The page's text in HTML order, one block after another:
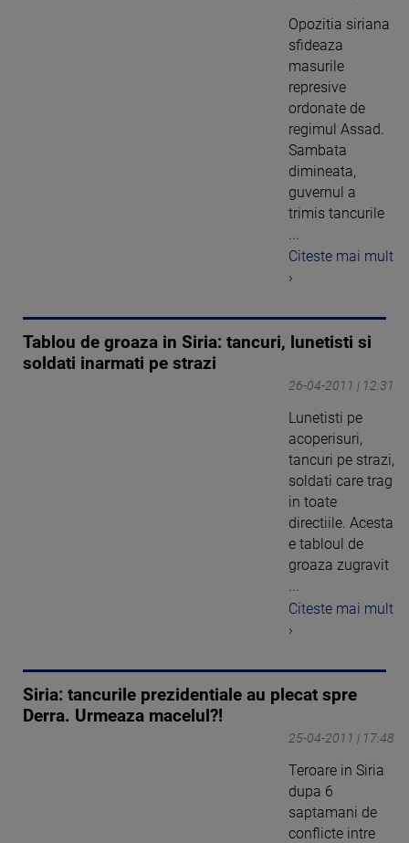
Opozitia siriana
sfideaza
masurile
represive
ordonate de
regimul Assad.
Sambata
dimineata,
guvernul a
trimis tancurile
Citeste mai mult
›
Tablou de groaza in Siria: tancuri, lunetisti si
soldati inarmati pe strazi
26-04-2011 | 12:31
Lunetisti pe
acoperisuri,
tancuri pe strazi,
soldati care trag
in toate
directiile. Acesta
e tabloul de
groaza zugravit
...
Citeste mai mult
›
Siria: tancurile prezidentiale au plecat spre
Derra. Urmeaza macelul?!
25-04-2011 | 17:48
Teroare in Siria
dupa 6
saptamani de
conflicte intre